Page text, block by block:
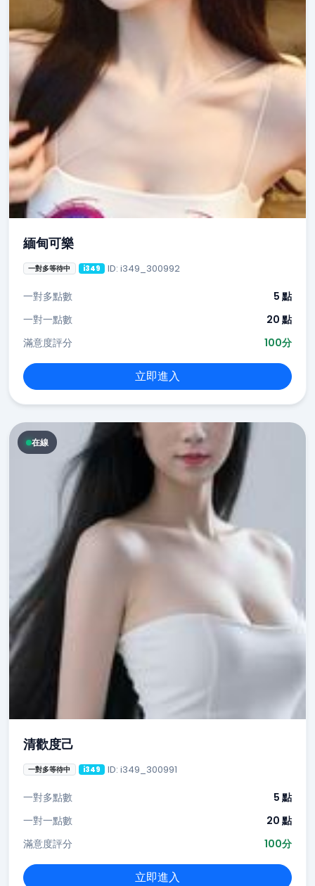
緬甸可樂
一對多等待中 i349 ID: i349_300992
一對多點數
5 點
一對一點數
20 點
滿意度評分
100分
立即進入
在線
清歡度己
一對多等待中 i349 ID: i349_300991
一對多點數
5 點
一對一點數
20 點
滿意度評分
100分
立即進入